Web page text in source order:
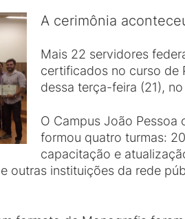
A cerimônia
Mais 22 servidores
certificados no curso de
dessa terça-feira (21),
O Campus João Pessoa
formou quatro turmas:
capacitação e
outras instituições da rede